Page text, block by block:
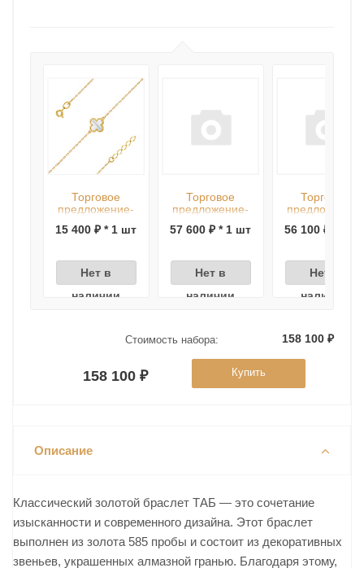
Торговое
предложение-
Браслет арт.
ЦВ1БП 11-5-Ж,
19
15 400 ₽ * 1 шт
Нет в
наличии
Торговое
предложение-
Колье арт.
ЦВКПД 5-1-2-Ж,
55
57 600 ₽ * 1 шт
Нет в
наличии
Торговое
предложение-
Колье арт.
ЦВКПД 5-Р-2-
50
56 100 ₽ * 1
Нет в
наличии
Стоимость набора: 158 100 ₽
158 100 ₽ Купить
Описание
Классический золотой браслет ТАБ — это сочетание
изысканности и современного дизайна. Этот браслет
выполнен из золота 585 пробы и состоит из декоративных
звеньев, украшенных алмазной гранью. Благодаря этому,